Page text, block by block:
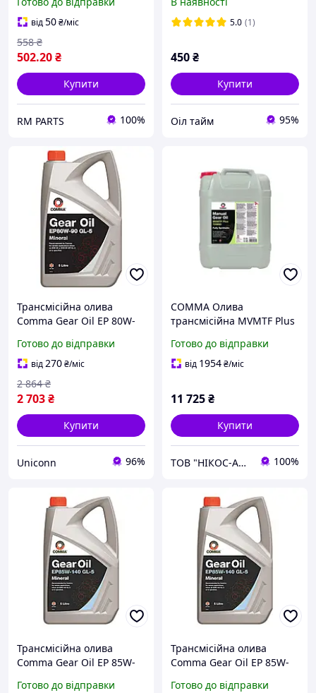
від50₴/міс
502.20₴
558 ₴
Купити
RM PARTS 100%
5.0 (1)
450₴
Купити
Оіл тайм 95%
Трансмісійна олива
Comma Gear Oil EP 80W-
Готово до відправки
від270₴/міс
2 703₴
2 864 ₴
Купити
Uniconn 96%
COMMA Олива
трансмісійна MVMTF Plus
Готово до відправки
від 1954₴/міс
11 725₴
Купити
ТОВ "НІКОС-АВТО" 100%
Трансмісійна олива
Comma Gear Oil EP 85W-
Готово до відправки
Трансмісійна олива
Comma Gear Oil EP 85W-
Готово до відправки